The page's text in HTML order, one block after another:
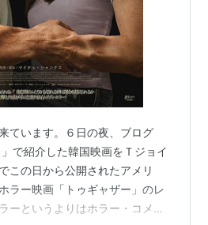
ています。６日の夜、ブログ
で紹介した韓国映画をＴジョイ
この日から公開されたアメリ
ラー映画「トゥギャザー」のレ
ーというよりはホラー・コメデ